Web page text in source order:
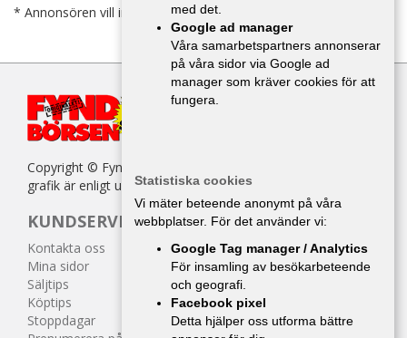
* Annonsören vill inte bli kontaktad av försäljare.
Copyright © Fyndbörsen. All kopiering av texter, bilder eller
grafik är enligt upphovsrättslagen förbjuden.
KUNDSERVICE
Kontakta oss
Mina sidor
Säljtips
Köptips
Stoppdagar
med det.
Google ad manager
Våra samarbetspartners annonserar
på våra sidor via Google ad
manager som kräver cookies för att
fungera.
Statistiska cookies
Vi mäter beteende anonymt på våra
webbplatser. För det använder vi:
Google Tag manager / Analytics
För insamling av besökarbeteende
och geografi.
Facebook pixel
Detta hjälper oss utforma bättre